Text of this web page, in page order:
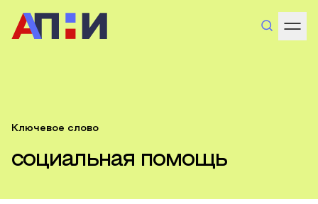
Ключевое слово
социальная помощь